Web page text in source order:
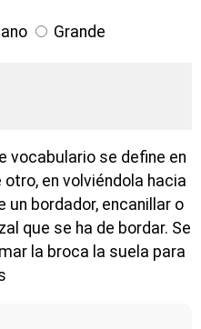
Grande
vocabulario se define en
otro, en volviéndola hacia
un bordador, encanillar o
que se ha de bordar. Se
la broca la suela para